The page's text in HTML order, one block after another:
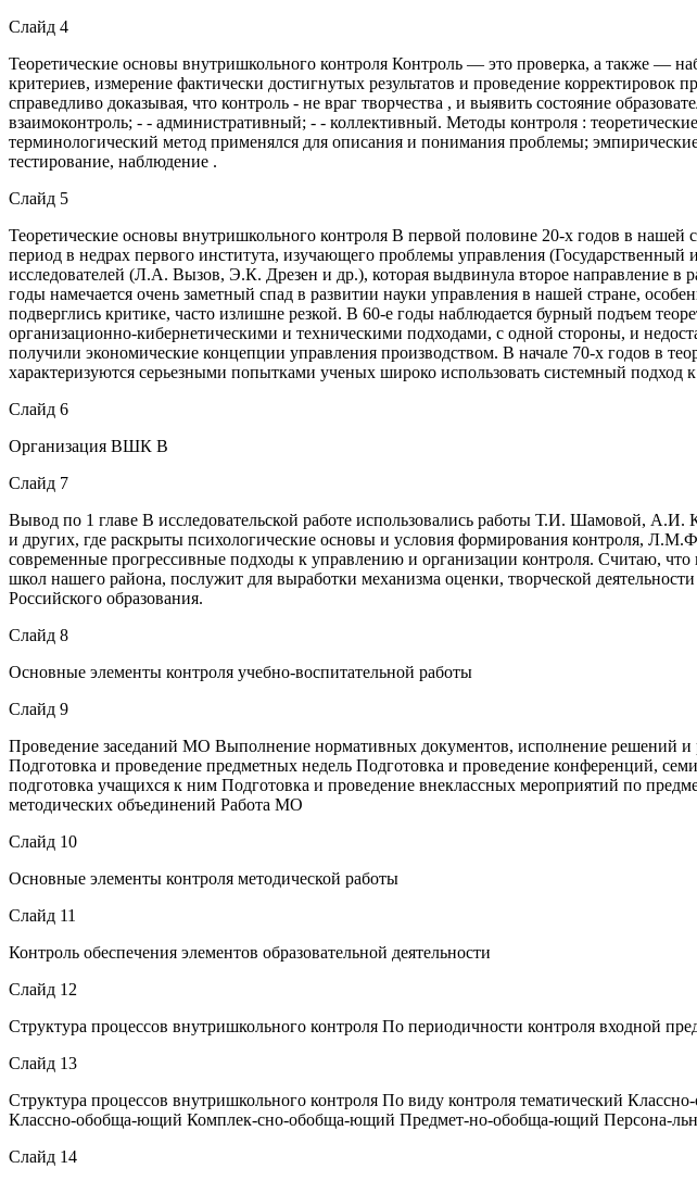
Слайд 4
Теоретические основы внутришкольного контроля Контроль — это проверка, а также —
критериев, измерение фактически достигнутых результатов и проведение
справедливо доказывая, что контроль - не враг творчества , и выявить состояние
взаимоконтроль; - - административный; - - коллективный. Методы контроля :
терминологический метод применялся для описания и понимания проблемы;
тестирование, наблюдение .
Слайд 5
Теоретические основы внутришкольного контроля В первой половине 20-х годов в
период в недрах первого института, изучающего проблемы управления
исследователей (Л.А. Вызов, Э.К. Дрезен и др.), которая выдвинула второе направление в
годы намечается очень заметный спад в развитии науки управления в нашей стране,
подверглись критике, часто излишне резкой. В 60-е годы наблюдается бурный подъем
организационно-кибернетическими и техническими подходами, с одной стороны, и
получили экономические концепции управления производством. В начале 70-х годов в
характеризуются серьезными попытками ученых широко использовать системный
Слайд 6
Организация ВШК В
Слайд 7
Вывод по 1 главе В исследовательской работе использовались работы Т.И. Шамовой,
и других, где раскрыты психологические основы и условия формирования контроля,
современные прогрессивные подходы к управлению и организации контроля. Считаю, что
школ нашего района, послужит для выработки механизма оценки, творческой
Российского образования.
Слайд 8
Основные элементы контроля учебно-воспитательной работы
Слайд 9
Проведение заседаний МО Выполнение нормативных документов, исполнение решений
Подготовка и проведение предметных недель Подготовка и проведение конференций,
подготовка учащихся к ним Подготовка и проведение внеклассных мероприятий по
методических объединений Работа МО
Слайд 10
Основные элементы контроля методической работы
Слайд 11
Контроль обеспечения элементов образовательной деятельности
Слайд 12
Структура процессов внутришкольного контроля По периодичности контроля входной
Слайд 13
Структура процессов внутришкольного контроля По виду контроля тематический
Классно-обобща-ющий Комплек-сно-обобща-ющий Предмет-но-обобща-ющий Персона-
Слайд 14